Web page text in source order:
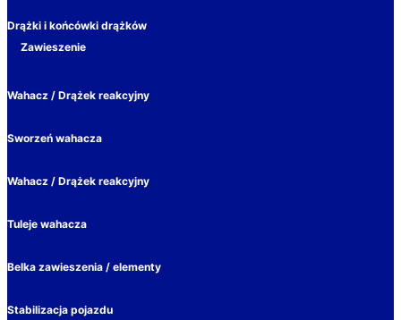
Drążki i końcówki drążków
Zawieszenie
Wahacz / Drążek reakcyjny
Sworzeń wahacza
Wahacz / Drążek reakcyjny
Tuleje wahacza
Belka zawieszenia / elementy
Stabilizacja pojazdu